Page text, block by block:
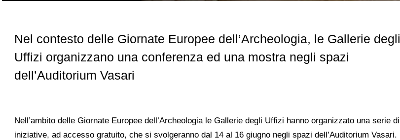
Nel contesto delle Giornate Europee dell’Archeologia, le Gallerie degli
Uffizi organizzano una conferenza ed una mostra negli spazi
dell’Auditorium Vasari
Nell’ambito delle Giornate Europee dell’Archeologia le Gallerie degli Uffizi hanno organizzato una serie di
iniziative, ad accesso gratuito, che si svolgeranno dal 14 al 16 giugno negli spazi dell’Auditorium Vasari.